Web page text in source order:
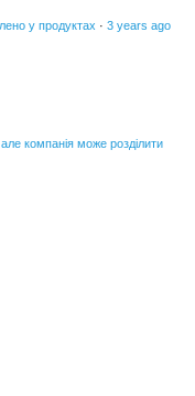
у продуктах · 3 years ago
компанія може розділити